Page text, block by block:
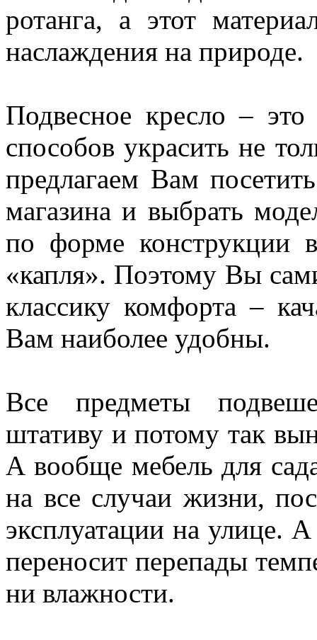
ротанга, а этот
наслаждения на природе.
Подвесное кресло –
способов украсить не
предлагаем Вам
магазина и выбрать
по форме конструкции
«капля». Поэтому Вы
классику комфорта –
Вам наиболее удобны.
Все предметы
штативу и потому так
А вообще мебель для
на все случаи жизни,
эксплуатации на улице.
переносит перепады
ни влажности.